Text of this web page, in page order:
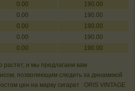
0.00
190.00
0.00
190.00
0.00
190.00
0.00
190.00
0.00 190.00
растет, и мы предлагаем вам
позволяющим следить за динамикой
цен на марку сигарет : ORIS VINTAGE